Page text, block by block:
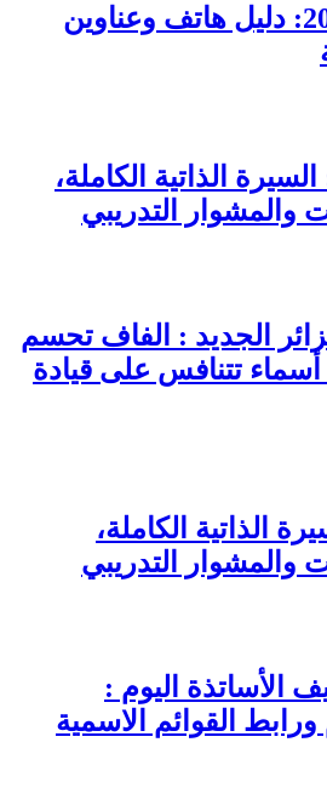
أرقام سونلغاز 2026: دليل هاتف وعناوين
الذاتية الكاملة،
والمشوار التدريبي
الجديد : الفاف تحسم
القائمة النهائية و3 أسماء تتنافس على قيادة
الذاتية الكاملة،
والمشوار التدريبي
الأساتذة اليوم :
القوائم الاسمية